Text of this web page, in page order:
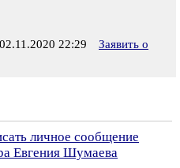
22:29
Заявить о
личное сообщение
Евгения Шумаева